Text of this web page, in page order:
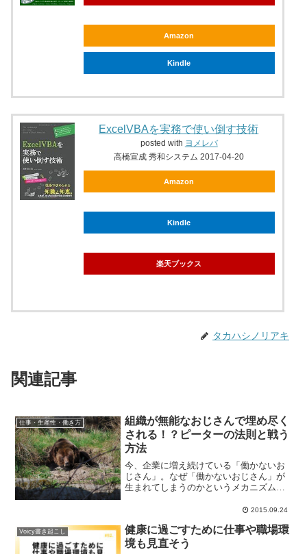
Amazon
Kindle
ExcelVBAを実務で使い倒す技術
posted with ヨメレバ
高橋宣成 秀和システム 2017-04-20
Amazon
Kindle
楽天ブックス
タカハシノリアキ
関連記事
仕事・生産性・働き方
組織が無能なおじさんで埋め尽く
される！？ピーターの法則と戦う
方法
今、企業に増え続けている「働かないお
じさん」。なぜ「働かないおじさん」が
生まれてしまうのかというメカニズムで
を避けるための人材配置について考えて
2015.09.24
Voicy書き起こし
健康に過ごすために仕事や職場環
境も見直そう